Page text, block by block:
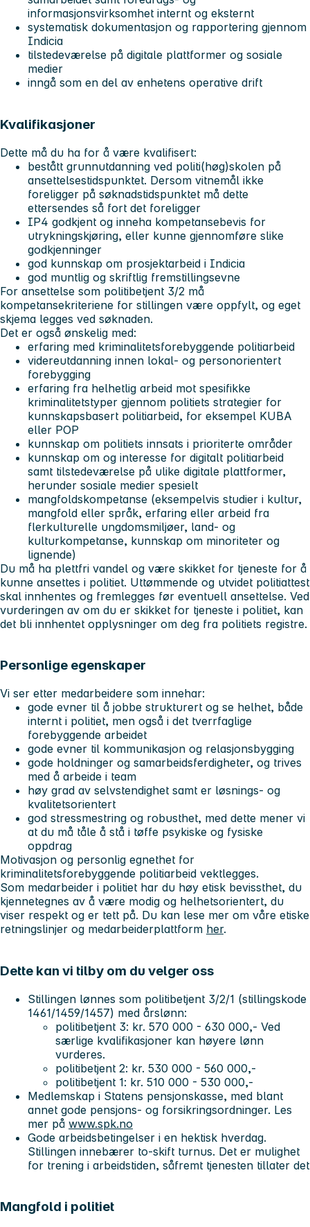
informasjonsvirksomhet internt og eksternt
systematisk dokumentasjon og rapportering gjennom
Indicia
tilstedeværelse på digitale plattformer og sosiale
medier
inngå som en del av enhetens operative drift
Kvalifikasjoner
Dette må du ha for å være kvalifisert:
bestått grunnutdanning ved politi(høg)skolen på
ansettelsestidspunktet. Dersom vitnemål ikke
foreligger på søknadstidspunktet må dette
ettersendes så fort det foreligger
IP4 godkjent og inneha kompetansebevis for
utrykningskjøring, eller kunne gjennomføre slike
godkjenninger
god kunnskap om prosjektarbeid i Indicia
god muntlig og skriftlig fremstillingsevne
For ansettelse som politibetjent 3/2 må
kompetansekriteriene for stillingen være oppfylt, og eget
skjema legges ved søknaden.
Det er også ønskelig med:
erfaring med kriminalitetsforebyggende politiarbeid
videreutdanning innen lokal- og personorientert
forebygging
erfaring fra helhetlig arbeid mot spesifikke
kriminalitetstyper gjennom politiets strategier for
kunnskapsbasert politiarbeid, for eksempel KUBA
eller POP
kunnskap om politiets innsats i prioriterte områder
kunnskap om og interesse for digitalt politiarbeid
samt tilstedeværelse på ulike digitale plattformer,
herunder sosiale medier spesielt
mangfoldskompetanse (eksempelvis studier i kultur,
mangfold eller språk, erfaring eller arbeid fra
flerkulturelle ungdomsmiljøer, land- og
kulturkompetanse, kunnskap om minoriteter og
lignende)
Du må ha plettfri vandel og være skikket for tjeneste for å
kunne ansettes i politiet. Uttømmende og utvidet politiattest
skal innhentes og fremlegges før eventuell ansettelse. Ved
vurderingen av om du er skikket for tjeneste i politiet, kan
det bli innhentet opplysninger om deg fra politiets registre.
Personlige egenskaper
Vi ser etter medarbeidere som innehar:
gode evner til å jobbe strukturert og se helhet, både
internt i politiet, men også i det tverrfaglige
forebyggende arbeidet
gode evner til kommunikasjon og relasjonsbygging
gode holdninger og samarbeidsferdigheter, og trives
med å arbeide i team
høy grad av selvstendighet samt er løsnings- og
kvalitetsorientert
god stressmestring og robusthet, med dette mener vi
at du må tåle å stå i tøffe psykiske og fysiske
oppdrag
Motivasjon og personlig egnethet for
kriminalitetsforebyggende politiarbeid vektlegges.
Som medarbeider i politiet har du høy etisk bevissthet, du
kjennetegnes av å være modig og helhetsorientert, du
viser respekt og er tett på. Du kan lese mer om våre etiske
retningslinjer og medarbeiderplattform her.
Dette kan vi tilby om du velger oss
Stillingen lønnes som politibetjent 3/2/1 (stillingskode
1461/1459/1457) med årslønn:
politibetjent 3: kr. 570 000 - 630 000,- Ved
særlige kvalifikasjoner kan høyere lønn
vurderes.
politibetjent 2: kr. 530 000 - 560 000,-
politibetjent 1: kr. 510 000 - 530 000,-
Medlemskap i Statens pensjonskasse, med blant
annet gode pensjons- og forsikringsordninger. Les
mer på www.spk.no
Gode arbeidsbetingelser i en hektisk hverdag.
Stillingen innebærer to-skift turnus. Det er mulighet
for trening i arbeidstiden, såfremt tjenesten tillater det
Mangfold i politiet